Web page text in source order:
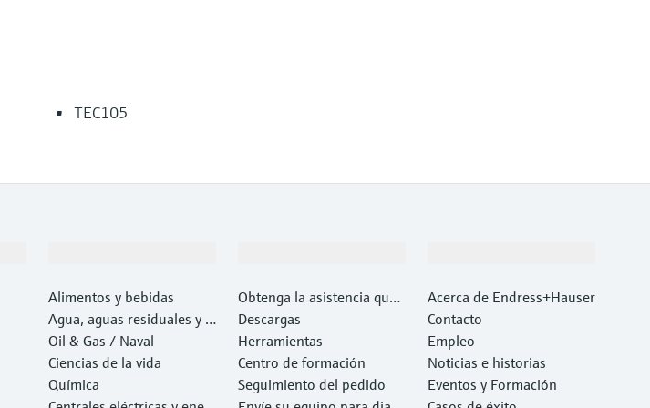
TEC105
Alimentos y bebidas
Agua, aguas residuales y r
esiduos
Oil & Gas / Naval
Ciencias de la vida
Química
Obtenga la asistencia que
necesita con rapidez
Descargas
Herramientas
Centro de formación
Seguimiento del pedido
Acerca de Endress+Hauser
Contacto
Empleo
Noticias e historias
Eventos y Formación